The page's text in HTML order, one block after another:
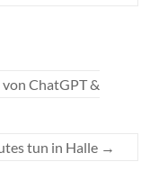
ChatGPT &
tun in Halle →